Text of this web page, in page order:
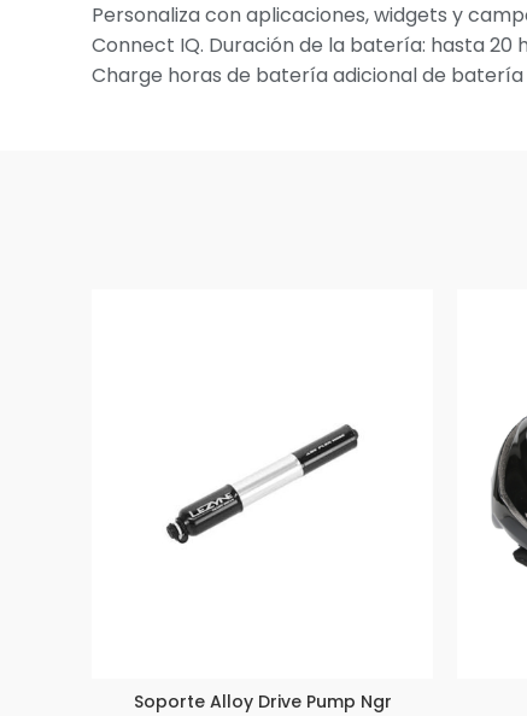
Personaliza con aplicaciones, widgets y
Connect IQ. Duración de la batería: hasta 20
Charge horas de batería adicional de batería
Soporte Alloy Drive Pump Ngr